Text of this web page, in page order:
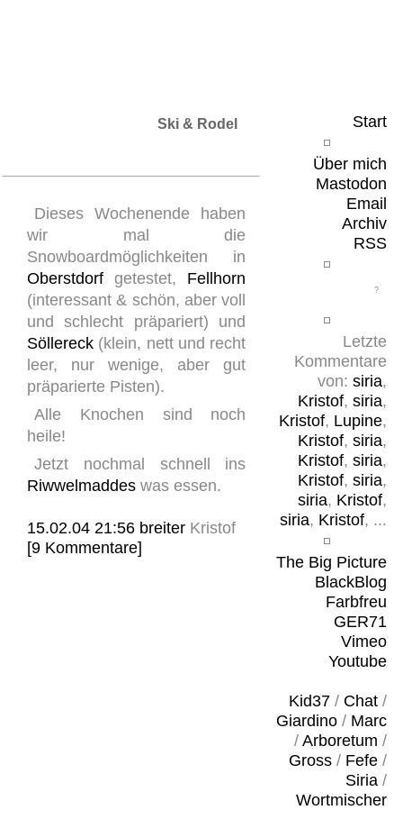
Start
Über mich
Mastodon
Email
Archiv
RSS
Letzte
Kommentare
von: siria,
Kristof, siria,
Kristof, Lupine,
Kristof, siria,
Kristof, siria,
Kristof, siria,
siria, Kristof,
siria, Kristof, ...
The Big Picture
BlackBlog
Farbfreu
GER71
Vimeo
Youtube
Kid37/ Chat/
Giardino/ Marc
/ Arboretum /
Gross/ Fefe/
Siria/
Wortmischer
Ski & Rodel
Dieses Wochenende haben
wir mal die
Snowboardmöglichkeiten in
Oberstdorf getestet, Fellhorn
(interessant & schön, aber voll
und schlecht präpariert) und
Söllereck (klein, nett und recht
leer, nur wenige, aber gut
präparierte Pisten).
Alle Knochen sind noch
heile!
Jetzt nochmal schnell ins
Riwwelmaddes was essen.
15.02.04 21:56 breiter Kristof
[9 Kommentare]